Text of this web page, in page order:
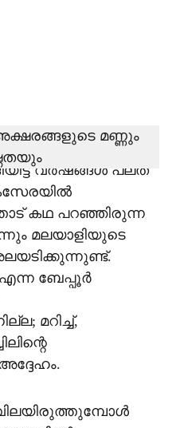
ചുവട്ടിലെ കസേര
വർഷങ്ങൾ പലത്
കഥ പറഞ്ഞിരുന്ന
മലയാളിയുടെ
ബേപ്പൂർ
മറിച്ച്,